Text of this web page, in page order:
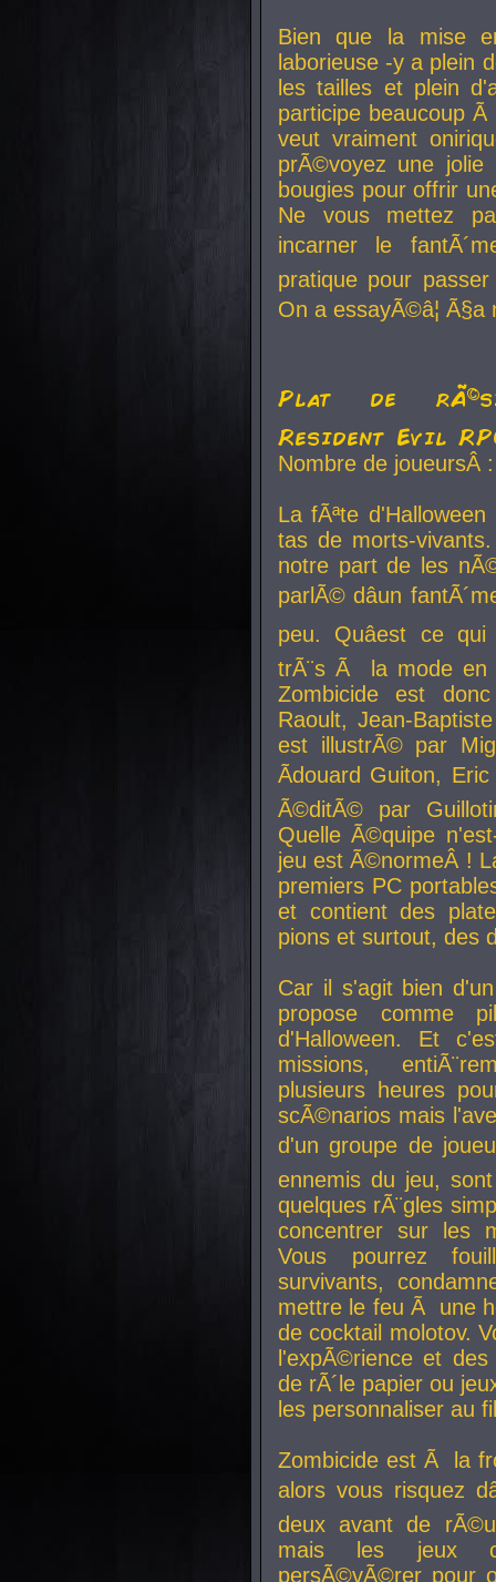
Bien que la mise
laborieuse -y a plein
les tailles et plein
participe beaucoup
veut vraiment
prÃ©voyez une
bougies pour offrir
Ne vous mettez
incarner le
pratique pour
On a essayÃ©â¦
Plat de
Resident Evil
Nombre de
La fÃªte
tas de morts-
notre part de les
parlÃ© dâun
peu. Quâest ce
trÃ¨s Ã la mode en
Zombicide est
Raoult, Jean-
est illustrÃ© par
Ãdouard Guiton,
Ã©ditÃ© par
Quelle Ã©quipe
jeu est Ã©normeÂ !
premiers PC
et contient des
pions et surtout, des
Car il s'agit bien
propose comme
d'Halloween. Et
missions,
plusieurs heures
scÃ©narios mais
d'un groupe de
ennemis du jeu,
quelques rÃ¨gles
concentrer sur les
Vous pourrez
survivants,
mettre le feu Ã une
de cocktail molotov.
l'expÃ©rience et
de rÃ´le papier ou
les personnaliser au
Zombicide est Ã la
alors vous risquez
deux avant de
mais les jeux
persÃ©vÃ©rer pour